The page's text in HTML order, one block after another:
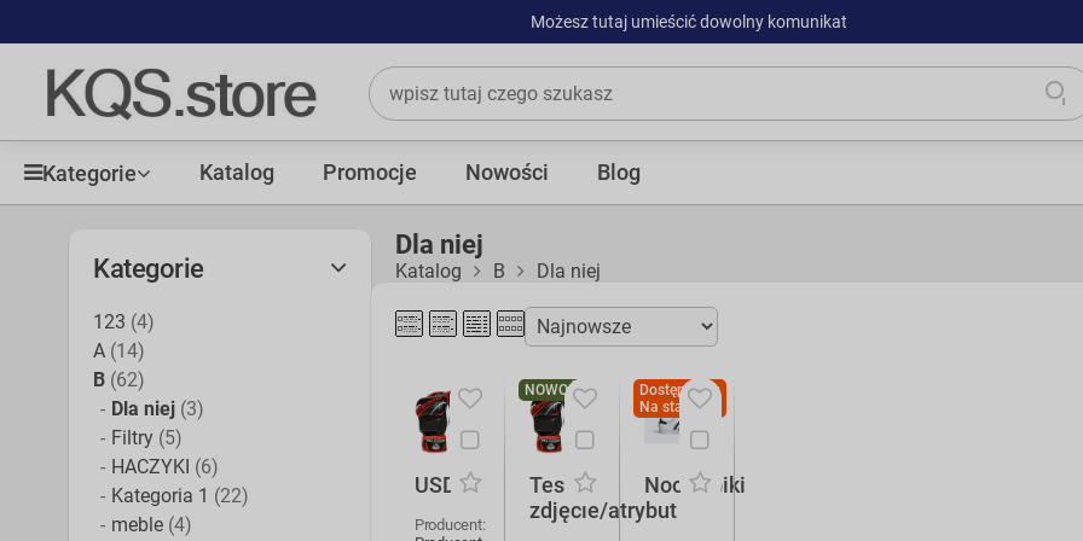
Możesz tutaj umieścić dowolny komunikat
Kategorie Katalog Promocje Nowości Blog
Kategorie
123 (4)
A (14)
B (62)
Dla niej (3)
Filtry (5)
HACZYKI (6)
Kategoria 1 (22)
meble (4)
Dla niej
Katalog B Dla niej
USD
Producent:
NOWOŚĆ
Test
zdjęcie/atrybut
Dostępność:
Na stanie
Nootropiki